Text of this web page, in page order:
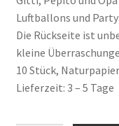
Luftballons und
Die Rückseite ist
kleine
10 Stück,
Lieferzeit: 3 – 5 Tage